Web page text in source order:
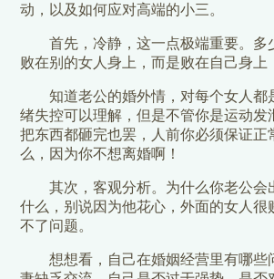
动，以及如何应对高端的小三。
首先，冷静，这一点极端重要。多
败在别的女人身上，而是败在自己身上
知道老公的婚外情，对每个女人都
绪失控可以理解，但是不管你是运动发
把东西都砸完也罢，人前你必须保证正
么，因为你不想离婚啊！
其次，客观分析。为什么你老公会
什么，别说因为他花心，外面的女人很
不了问题。
想想看，自己在婚姻经营里有哪些